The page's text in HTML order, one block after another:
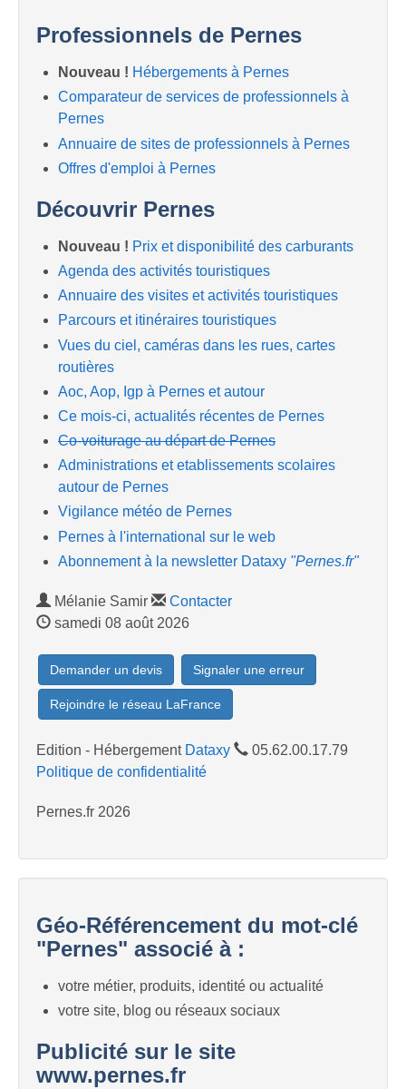
Professionnels de Pernes
Nouveau ! Hébergements à Pernes
Comparateur de services de professionnels à
Pernes
Annuaire de sites de professionnels à Pernes
Offres d'emploi à Pernes
Découvrir Pernes
Nouveau ! Prix et disponibilité des carburants
Agenda des activités touristiques
Annuaire des visites et activités touristiques
Parcours et itinéraires touristiques
Vues du ciel, caméras dans les rues, cartes
routières
Aoc, Aop, Igp à Pernes et autour
Ce mois-ci, actualités récentes de Pernes
Co-voiturage au départ de Pernes
Administrations et etablissements scolaires
autour de Pernes
Vigilance météo de Pernes
Pernes à l'international sur le web
Abonnement à la newsletter Dataxy "Pernes.fr"
Mélanie Samir
Contacter
samedi 08 août 2026
Demander un devis Signaler une erreur
Rejoindre le réseau LaFrance
Edition - Hébergement Dataxy
05.62.00.17.79
Politique de confidentialité
Pernes.fr 2026
Géo-Référencement du mot-clé
"Pernes" associé à :
votre métier, produits, identité ou actualité
votre site, blog ou réseaux sociaux
Publicité sur le site
www.pernes.fr